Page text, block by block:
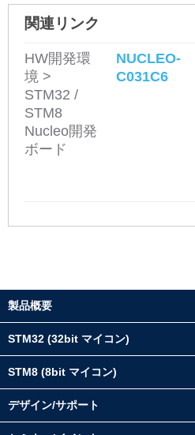
関連リンク
HW開発環
境 >
STM32 /
STM8
Nucleo開発
ボード
NUCLEO-
C031C6
製品概要
STM32 (32bit マイコン)
STM8 (8bit マイコン)
デザイン/サポート